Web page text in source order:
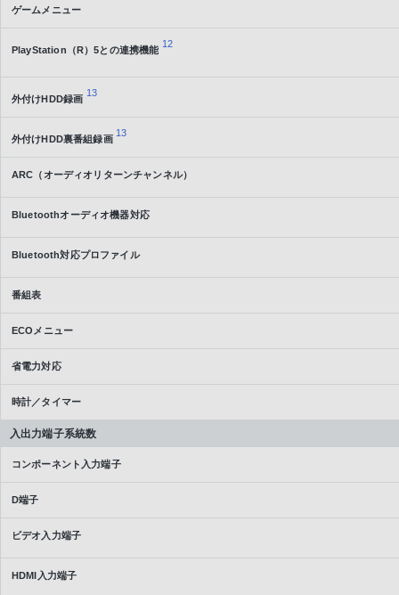
ゲームメニュー
PlayStation（R）5との連携機能
12
外付けHDD録画
13
外付けHDD裏番組録画
13
ARC（オーディオリターンチャンネル）
Bluetoothオーディオ機器対応
Bluetooth対応プロファイル
番組表
ECOメニュー
省電力対応
時計／タイマー
入出力端子系統数
コンポーネント入力端子
D端子
ビデオ入力端子
HDMI入力端子